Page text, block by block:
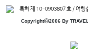
특허 제 10-0903807 호 / 여행
Copyrightⓒ2006 By